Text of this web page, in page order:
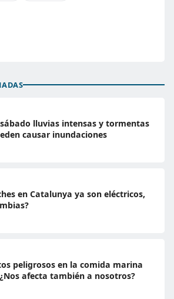
sábado lluvias intensas y tormentas
causar inundaciones
en Catalunya ya son eléctricos,
peligrosos en la comida marina
afecta también a nosotros?